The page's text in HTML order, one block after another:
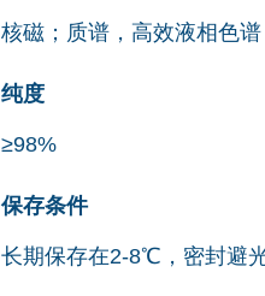
核磁；质谱，高效液相色谱
纯度
≥98%
保存条件
长期保存在2-8℃，密封避光